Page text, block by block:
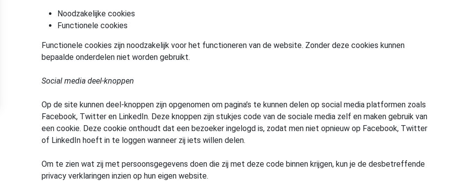
Noodzakelijke cookies
Functionele cookies
Functionele cookies zijn noodzakelijk voor het functioneren van de website. Zonder deze cookies kunnen
bepaalde onderdelen niet worden gebruikt.
Social media deel-knoppen
Op de site kunnen deel-knoppen zijn opgenomen om pagina’s te kunnen delen op social media platformen zoals
Facebook, Twitter en LinkedIn. Deze knoppen zijn stukjes code van de sociale media zelf en maken gebruik van
een cookie. Deze cookie onthoudt dat een bezoeker ingelogd is, zodat men niet opnieuw op Facebook, Twitter
of LinkedIn hoeft in te loggen wanneer zij iets willen delen.
Om te zien wat zij met persoonsgegevens doen die zij met deze code binnen krijgen, kun je de desbetreffende
privacy verklaringen inzien op hun eigen website.